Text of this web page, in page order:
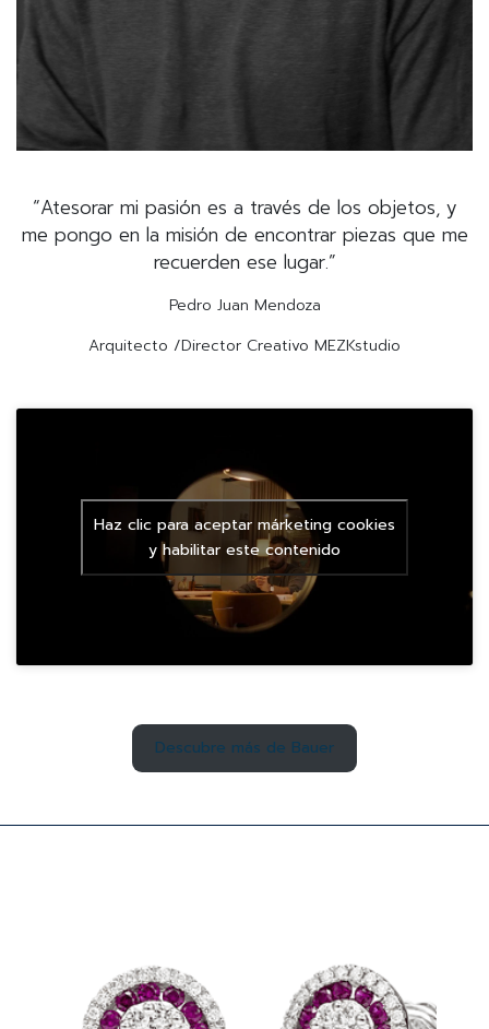
“Atesorar mi pasión es a través de los objetos, y
me pongo en la misión de encontrar piezas que me
recuerden ese lugar.”
Pedro Juan Mendoza
Arquitecto /Director Creativo MEZKstudio
Haz clic para aceptar márketing cookies
y habilitar este contenido
Descubre más de Bauer